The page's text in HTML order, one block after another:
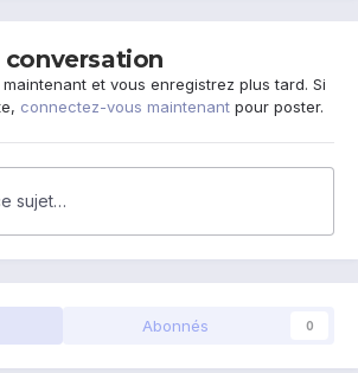
conversation
et vous enregistrez plus tard. Si
connectez-vous maintenant pour poster.
sujet…
Abonnés 0